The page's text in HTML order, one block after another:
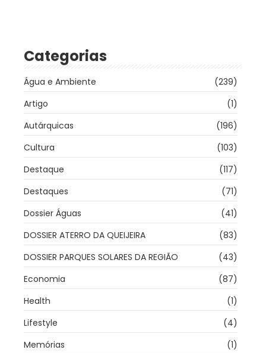
Categorias
Água e Ambiente
(239)
Artigo
(1)
Autárquicas
(196)
Cultura
(103)
Destaque
(117)
Destaques
(71)
Dossier Águas
(41)
DOSSIER ATERRO DA QUEIJEIRA
(83)
DOSSIER PARQUES SOLARES DA REGIÃO
(43)
Economia
(87)
Health
(1)
Lifestyle
(4)
Memórias
(1)